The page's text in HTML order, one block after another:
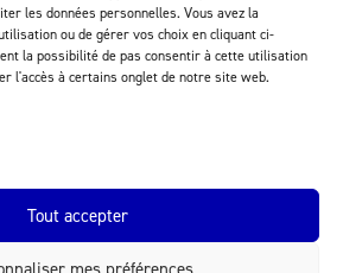
les données personnelles. Vous avez la
ou de gérer vos choix en cliquant ci-
la possibilité de pas consentir à cette utilisation
l'accès à certains onglet de notre site web.
Tout accepter
mes préférences
Réalisation MTM Agency